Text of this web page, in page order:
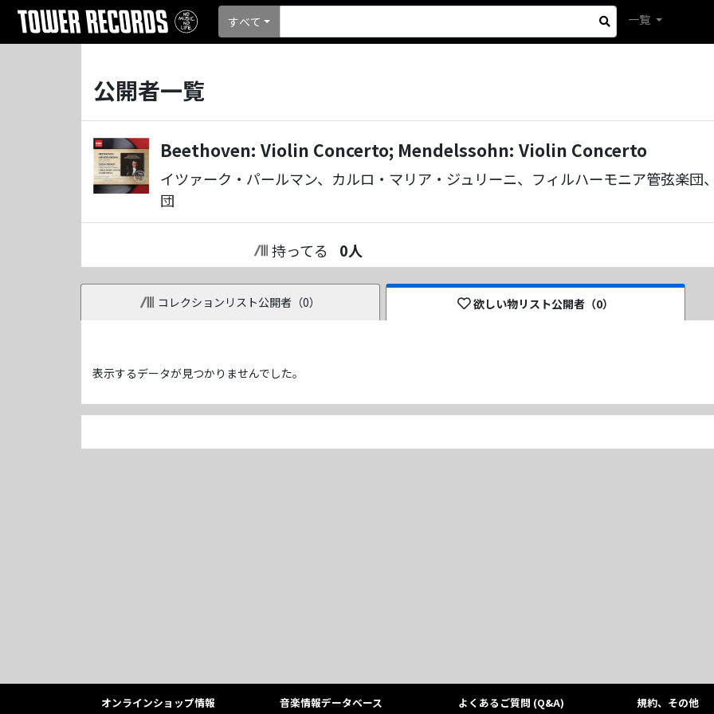
すべて 一覧
公開者一覧
Beethoven: Violin Concerto; Mendelssohn: Violin Concerto
イツァーク・パールマン、カルロ・マリア・ジュリーニ、フィルハーモニア管弦楽団
団
持ってる 0人
コレクションリスト公開者（0） 欲しい物リスト公開者（0）
表示するデータが見つかりませんでした。
オンラインショップ情報 音楽情報データベース よくあるご質問 (Q&A) 規約、その他